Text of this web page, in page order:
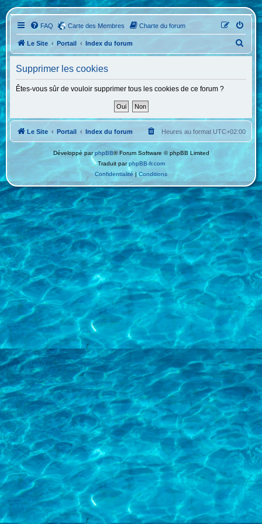
FAQ Carte des Membres Charte du forum
Le Site Portail Index du forum
e
h
Supprimer les cookies
Êtes-vous sûr de vouloir supprimer tous les cookies de ce forum ?
Le Site Portail Index du forum Heures au format UTC+02:00
Développé parphpBB® Forum Software © phpBB Limited
Traduit parphpBB-fr.com
Confidentialité |Conditions